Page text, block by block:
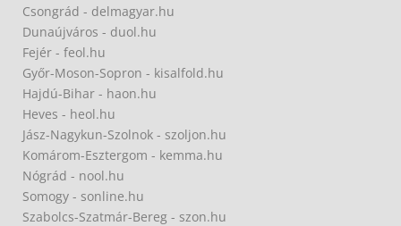
Csongrád - delmagyar.hu
Dunaújváros - duol.hu
Fejér - feol.hu
Győr-Moson-Sopron - kisalfold.hu
Hajdú-Bihar - haon.hu
Heves - heol.hu
Jász-Nagykun-Szolnok - szoljon.hu
Komárom-Esztergom - kemma.hu
Nógrád - nool.hu
Somogy - sonline.hu
Szabolcs-Szatmár-Bereg - szon.hu